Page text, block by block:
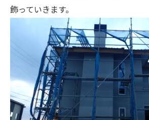
飾っていきます。